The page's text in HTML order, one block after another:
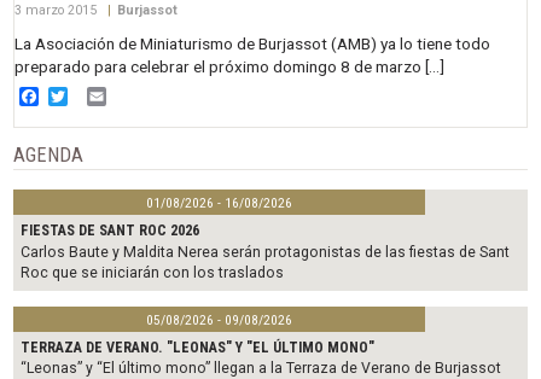
3 marzo 2015 | Burjassot
La Asociación de Miniaturismo de Burjassot (AMB) ya lo tiene todo
preparado para celebrar el próximo domingo 8 de marzo […]
Facebook
Twitter
AGENDA
01/08/2026 - 16/08/2026
FIESTAS DE SANT ROC 2026
Carlos Baute y Maldita Nerea serán protagonistas de las fiestas de Sant
Roc que se iniciarán con los traslados
05/08/2026 - 09/08/2026
TERRAZA DE VERANO. "LEONAS" Y "EL ÚLTIMO MONO"
“Leonas” y “El último mono” llegan a la Terraza de Verano de Burjassot